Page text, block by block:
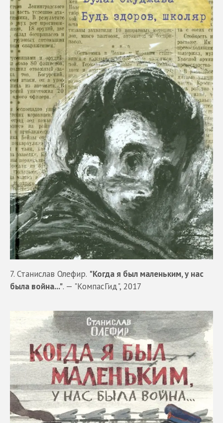
7. Станислав Олефир. "Когда я был маленьким, у нас
была война...". — "КомпасГид", 2017